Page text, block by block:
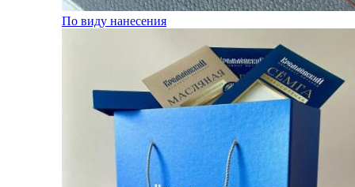
По виду нанесения